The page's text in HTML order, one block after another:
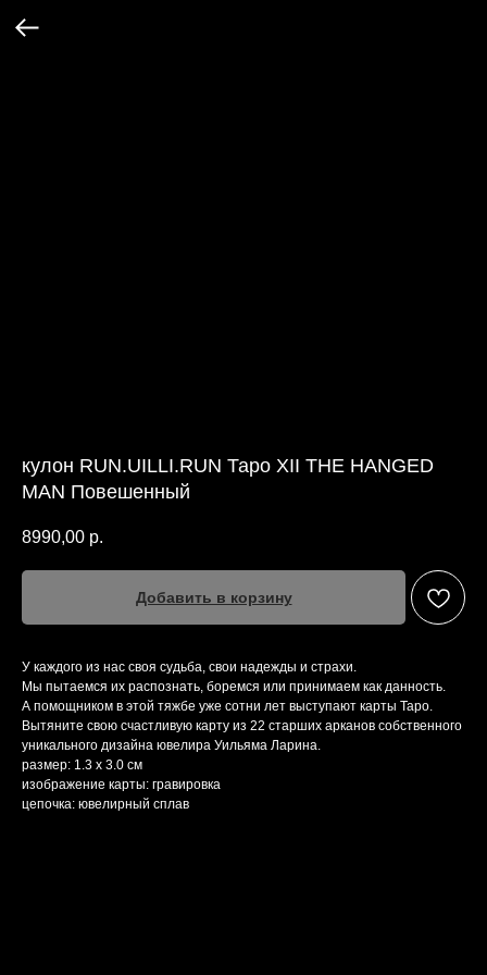
кулон RUN.UILLI.RUN Таро XII THE HANGED
MAN Повешенный
8990,00 р.
Добавить в корзину
У каждого из нас своя судьба, свои надежды и страхи.
Мы пытаемся их распознать, боремся или принимаем как данность.
А помощником в этой тяжбе уже сотни лет выступают карты Таро.
Вытяните свою счастливую карту из 22 старших арканов собственного
уникального дизайна ювелира Уильяма Ларина.
размер: 1.3 х 3.0 см
изображение карты: гравировка
цепочка: ювелирный сплав